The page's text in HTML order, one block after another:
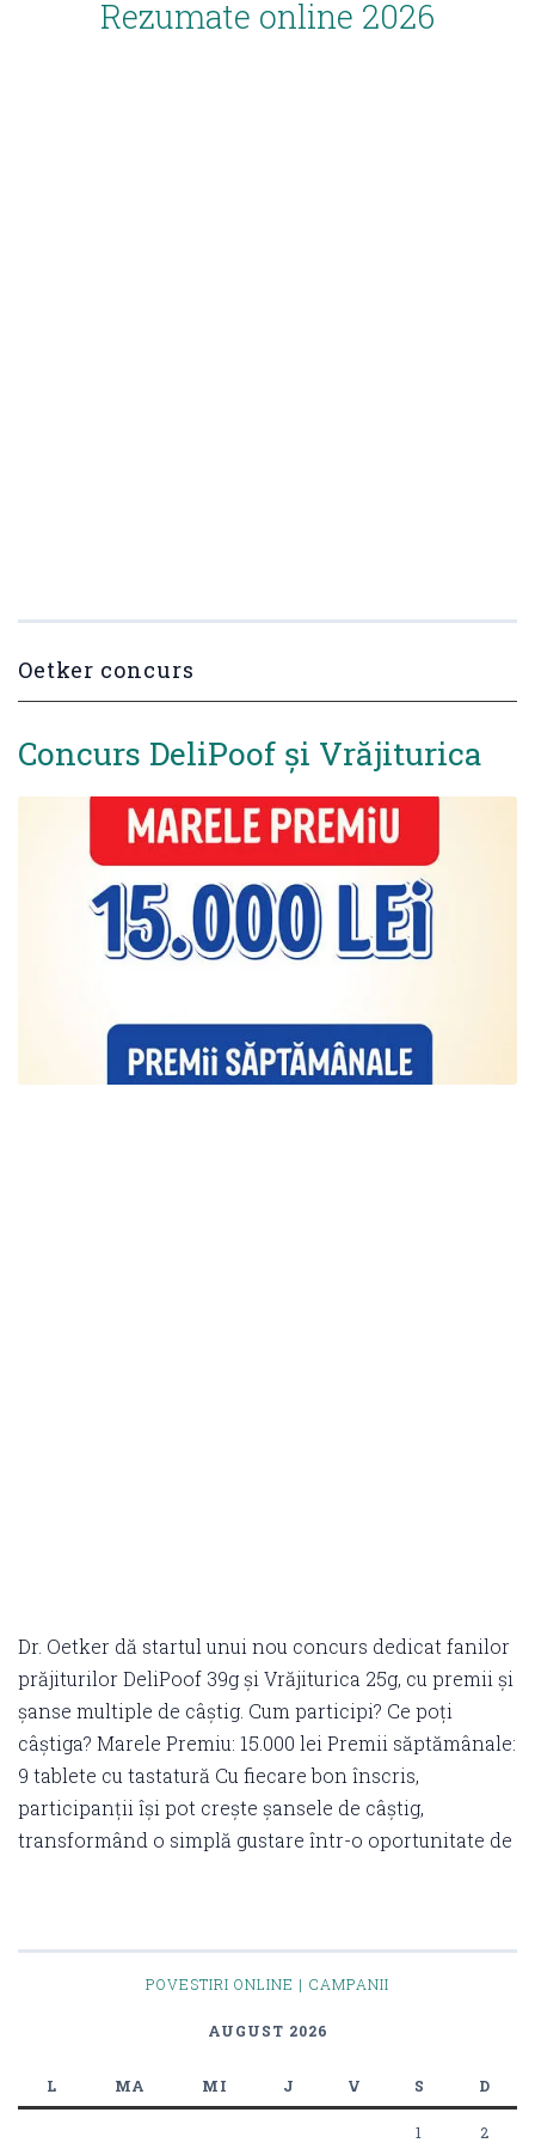
Rezumate online 2026
Oetker concurs
Concurs DeliPoof și Vrăjiturica
Dr. Oetker dă startul unui nou concurs dedicat fanilor
prăjiturilor DeliPoof 39g și Vrăjiturica 25g, cu premii și
șanse multiple de câștig. Cum participi? Ce poți
câștiga? Marele Premiu: 15.000 lei Premii săptămânale:
9 tablete cu tastatură Cu fiecare bon înscris,
participanții își pot crește șansele de câștig,
transformând o simplă gustare într-o oportunitate de
POVESTIRI ONLINE | CAMPANII
AUGUST 2026
L MA MI J V S D
1 2